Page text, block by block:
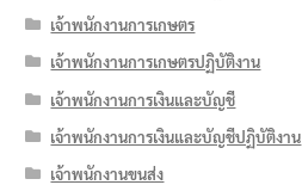
เจ้าพนักงานการเกษตร
เจ้าพนักงานการเกษตรปฏิบัติงาน
เจ้าพนักงานการเงินและบัญชี
เจ้าพนักงานการเงินและบัญชีปฏิบัติงาน
เจ้าพนักงานขนส่ง